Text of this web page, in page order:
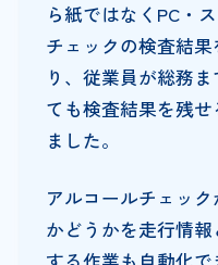
ら紙ではなくPC・
チェックの検査結
り、従業員が総務
ても検査結果を残
ました。
アルコールチェッ
かどうかを走行情